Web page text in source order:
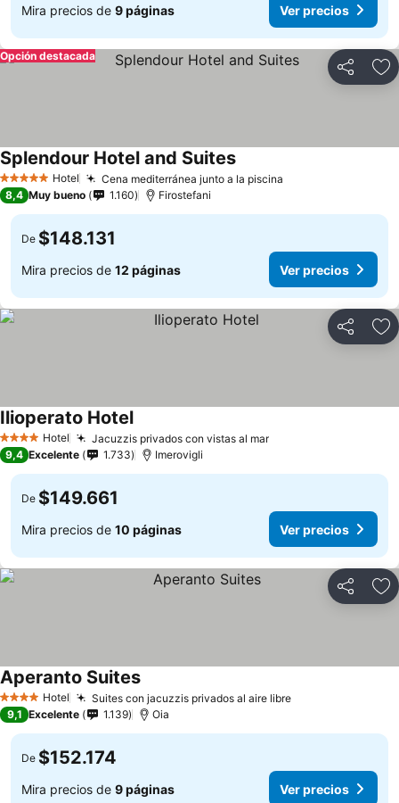
Mira precios de 9 páginas Ver precios
Compartir
Opción destacada
5 Estrellas Hotel Cena mediterránea junto a la piscina
Splendour Hotel and Suites
8,4 Muy bueno 1.160 Firostefani
De $148.131
Mira precios de 12 páginas Ver precios
Compartir
4 EstrellasHotel Jacuzzis privados con vistas al mar
Ilioperato Hotel
9,4 Excelente 1.733 Imerovigli
De $149.661
Mira precios de 10 páginas Ver precios
Compartir
4 EstrellasHotel Suites con jacuzzis privados al aire libre
Aperanto Suites
9,1 Excelente 1.139 Oia
De $152.174
Mira precios de 9 páginas Ver precios